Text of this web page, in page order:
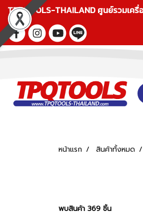
TPQTOOLS-THAILAND ศูนย์รวมเ
หน้าแรก สินค้าทั้งหมด
พบสินค้า 369 ชิ้น